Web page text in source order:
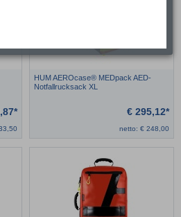
HUM AEROcase® MEDpack AED-
Notfallrucksack XL
€ 295,12*
netto: € 248,00